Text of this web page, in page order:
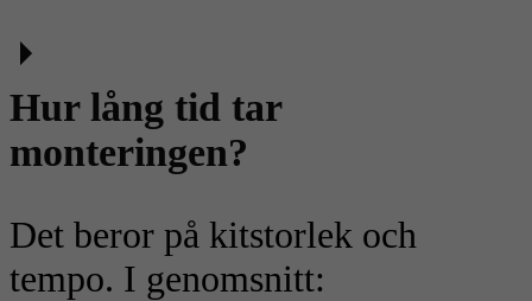
Hur lång tid tar
monteringen?
Det beror på kitstorlek och
tempo. I genomsnitt: